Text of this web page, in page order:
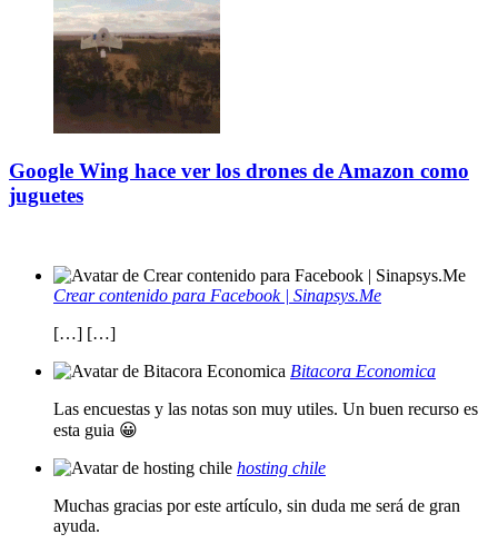
Google Wing hace ver los drones de Amazon como
juguetes
Crear contenido para Facebook | Sinapsys.Me
[…] […]
Bitacora Economica
Las encuestas y las notas son muy utiles. Un buen recurso es
esta guia 😀
hosting chile
Muchas gracias por este artículo, sin duda me será de gran
ayuda.